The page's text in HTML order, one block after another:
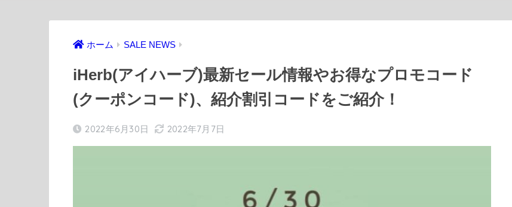
ホーム SALE NEWS
iHerb(アイハーブ)最新セール情報やお得なプロモコード
(クーポンコード)、紹介割引コードをご紹介！
2022年6月30日 2022年7月7日